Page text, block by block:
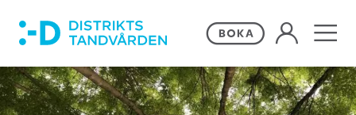
Våra behandlingar